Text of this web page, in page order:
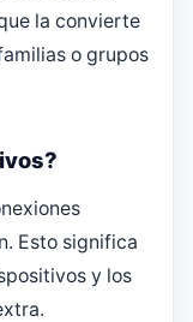
la convierte
o grupos
Esto significa
y los